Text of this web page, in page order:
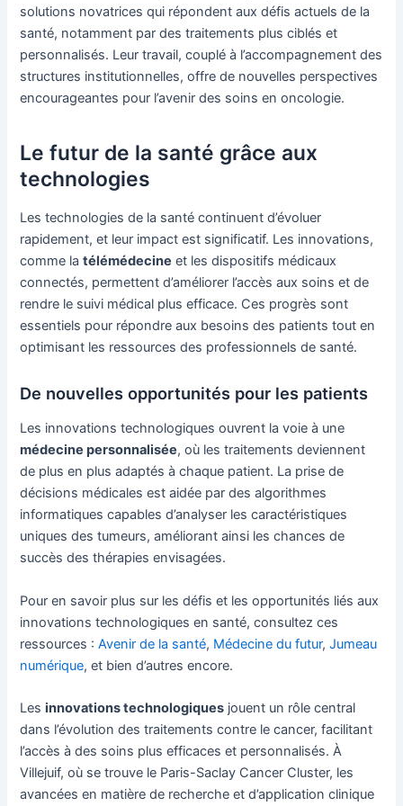
solutions novatrices qui répondent aux défis actuels de la
santé, notamment par des traitements plus ciblés et
personnalisés. Leur travail, couplé à l’accompagnement des
structures institutionnelles, offre de nouvelles perspectives
encourageantes pour l’avenir des soins en oncologie.
Le futur de la santé grâce aux
technologies
Les technologies de la santé continuent d’évoluer
rapidement, et leur impact est significatif. Les innovations,
comme latélémédecine et les dispositifs médicaux
connectés, permettent d’améliorer l’accès aux soins et de
rendre le suivi médical plus efficace. Ces progrès sont
essentiels pour répondre aux besoins des patients tout en
optimisant les ressources des professionnels de santé.
De nouvelles opportunités pour les patients
Les innovations technologiques ouvrent la voie à une
médecine personnalisée, où les traitements deviennent
de plus en plus adaptés à chaque patient. La prise de
décisions médicales est aidée par des algorithmes
informatiques capables d’analyser les caractéristiques
uniques des tumeurs, améliorant ainsi les chances de
succès des thérapies envisagées.
Pour en savoir plus sur les défis et les opportunités liés aux
innovations technologiques en santé, consultez ces
ressources :Avenir de la santé, Médecine du futur,Jumeau
numérique, et bien d’autres encore.
Lesinnovations technologiques jouent un rôle central
dans l’évolution des traitements contre le cancer, facilitant
l’accès à des soins plus efficaces et personnalisés. À
Villejuif, où se trouve le Paris-Saclay Cancer Cluster, les
avancées en matière de recherche et d’application clinique